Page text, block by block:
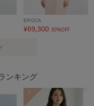
EPOCA
¥69,300 30%OFF
ンキング
3